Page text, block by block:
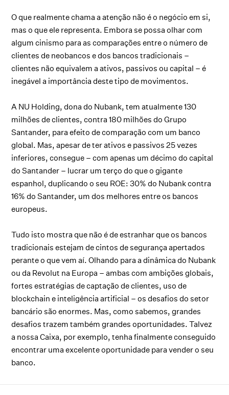
O que realmente chama a atenção não é o negócio em si,
mas o que ele representa. Embora se possa olhar com
algum cinismo para as comparações entre o número de
clientes de neobancos e dos bancos tradicionais –
clientes não equivalem a ativos, passivos ou capital – é
inegável a importância deste tipo de movimentos.
A NU Holding, dona do Nubank, tem atualmente 130
milhões de clientes, contra 180 milhões do Grupo
Santander, para efeito de comparação com um banco
global. Mas, apesar de ter ativos e passivos 25 vezes
inferiores, consegue – com apenas um décimo do capital
do Santander – lucrar um terço do que o gigante
espanhol, duplicando o seu ROE: 30% do Nubank contra
16% do Santander, um dos melhores entre os bancos
europeus.
Tudo isto mostra que não é de estranhar que os bancos
tradicionais estejam de cintos de segurança apertados
perante o que vem aí. Olhando para a dinâmica do Nubank
ou da Revolut na Europa – ambas com ambições globais,
fortes estratégias de captação de clientes, uso de
blockchain e inteligência artificial – os desafios do setor
bancário são enormes. Mas, como sabemos, grandes
desafios trazem também grandes oportunidades. Talvez
a nossa Caixa, por exemplo, tenha finalmente conseguido
encontrar uma excelente oportunidade para vender o seu
banco.